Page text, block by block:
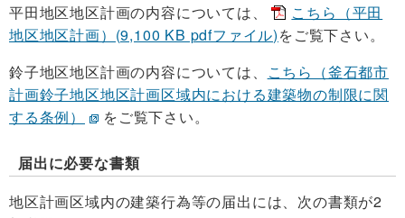
平田地区地区計画の内容については、
こちら（平田
地区地区計画）(9,100 KB pdfファイル)をご覧下さい。
鈴子地区地区計画の内容については、
こちら（釜石都市
計画鈴子地区地区計画区域内における建築物の制限に関
する条例）
をご覧下さい。
届出に必要な書類
地区計画区域内の建築行為等の届出には、次の書類が2